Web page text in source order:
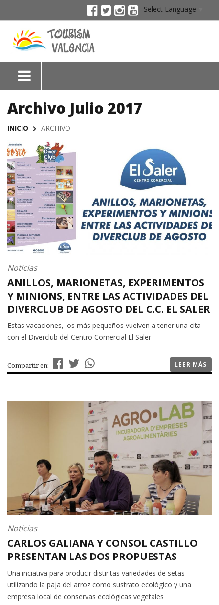
Select Language
Archivo Julio 2017
INICIO ARCHIVO
Noticias
ANILLOS, MARIONETAS, EXPERIMENTOS
Y MINIONS, ENTRE LAS ACTIVIDADES DEL
DIVERCLUB DE AGOSTO DEL C.C. EL SALER
Estas vacaciones, los más pequeños vuelven a tener una cita
con el Diverclub del Centro Comercial El Saler
Compartir en: LEER MÁS
Noticias
CARLOS GALIANA Y CONSOL CASTILLO
PRESENTAN LAS DOS PROPUESTAS
Una inciativa para producir distintas variedades de setas
utilizando la paja del arroz como sustrato ecológico y una
empresa local de conservas ecológicas vegetales